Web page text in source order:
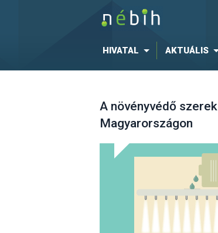
HIVATAL AKTUÁLIS
A növényvédő
Magyarországon